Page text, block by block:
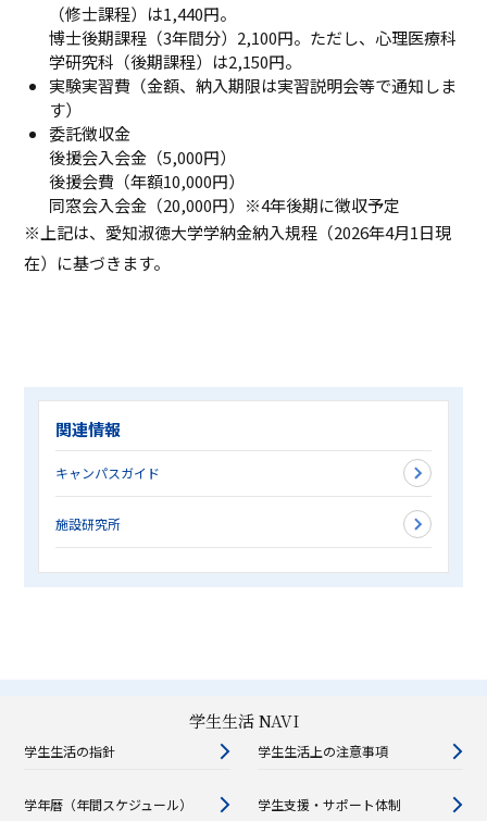
（修士課程）は1,440円。
博士後期課程（3年間分）2,100円。ただし、心理医療科
学研究科（後期課程）は2,150円。
実験実習費（金額、納入期限は実習説明会等で通知しま
す）
委託徴収金
後援会入会金（5,000円）
後援会費（年額10,000円）
同窓会入会金（20,000円）※4年後期に徴収予定
※上記は、愛知淑徳大学学納金納入規程（2026年4月1日現
在）に基づきます。
関連情報
キャンパスガイド
施設研究所
学生生活 NAVI
学生生活の指針 学生生活上の注意事項
学年暦（年間スケジュール） 学生支援・サポート体制